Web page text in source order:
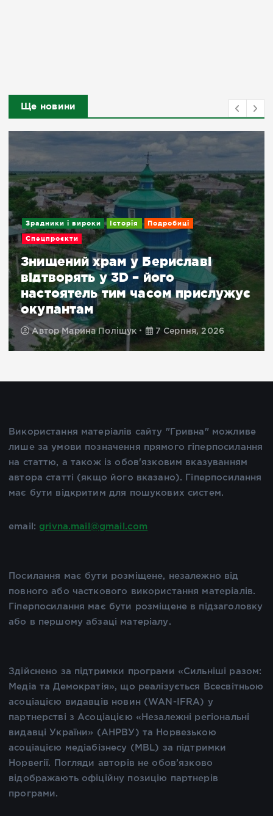
Ще новини
Зрадники і вироки Історія Подробиці
Спецпроєкти
Знищений храм у Бериславі
відтворять у 3D – його
настоятель тим часом прислужує
окупантам
Автор Марина Поліщук 7 Серпня, 2026
Використання матеріалів сайту "Гривна" можливе
лише за умови позначення прямого гіперпосилання
на статтю, а також із обов'язковим вказуванням
автора статті (якщо його вказано). Гіперпосилання
має бути відкритим для пошукових систем.
email: grivna.mail@gmail.com
Посилання має бути розміщене, незалежно від
повного або часткового використання матеріалів.
Гіперпосилання має бути розміщене в підзаголовку
або в першому абзаці матеріалу.
Здійснено за підтримки програми «Сильніші разом:
Медіа та Демократія», що реалізується Всесвітньою
асоціацією видавців новин (WAN-IFRA) у
партнерстві з Асоціацією «Незалежні регіональні
видавці України» (АНРВУ) та Норвезькою
асоціацією медіабізнесу (MBL) за підтримки
Норвегії. Погляди авторів не обов’язково
відображають офіційну позицію партнерів
програми.